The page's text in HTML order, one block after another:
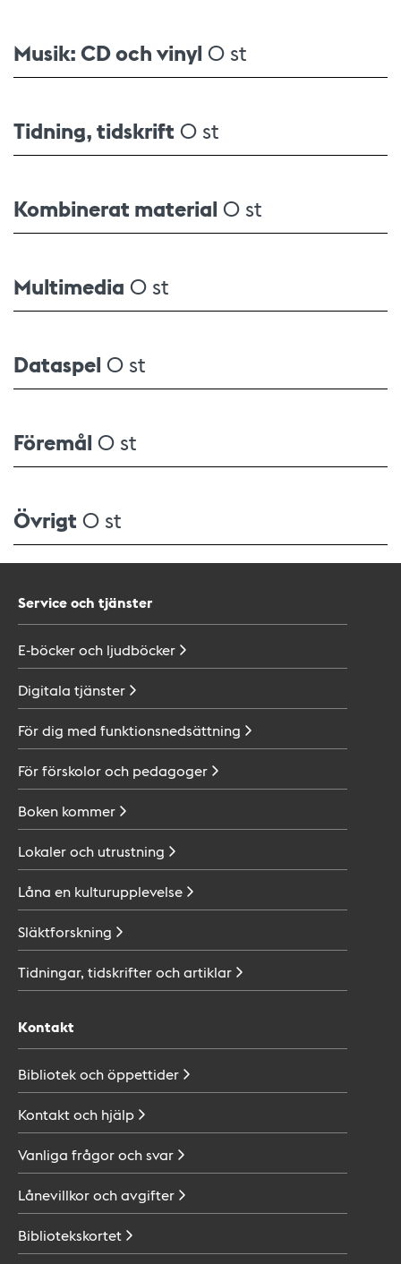
Musik: CD och vinyl 0 st
Tidning, tidskrift 0 st
Kombinerat material 0 st
Multimedia 0 st
Dataspel 0 st
Föremål 0 st
Övrigt 0 st
Service och tjänster
E-böcker och ljudböcker
Digitala tjänster
För dig med funktionsnedsättning
För förskolor och pedagoger
Boken kommer
Lokaler och utrustning
Låna en kulturupplevelse
Släktforskning
Tidningar, tidskrifter ochartiklar
Kontakt
Bibliotek ochöppettider
Kontakt och hjälp
Vanliga frågor ochsvar
Lånevillkor ochavgifter
Bibliotekskortet